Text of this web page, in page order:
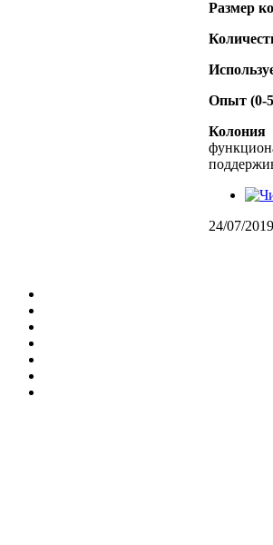
Размер
Опыт (0-
Колония
24/07/